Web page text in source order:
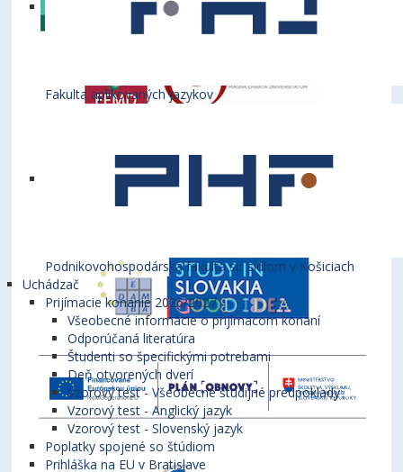
Fakulta aplikovaných jazykov
Podnikovohospodárska fakulta so sídlom v Košiciach
Uchádzač
Prijímacie konanie 2026/2027
Všeobecné informácie o prijímacom konaní
Odporúčaná literatúra
Študenti so špecifickými potrebami
Deň otvorených dverí
Vzorový test - Všeobecné študijné predpoklady
Vzorový test - Anglický jazyk
Vzorový test - Slovenský jazyk
Poplatky spojené so štúdiom
Prihláška na EU v Bratislave